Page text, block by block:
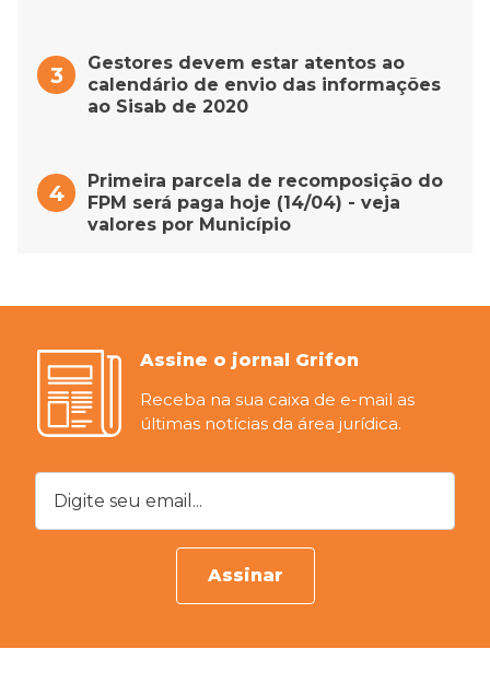
Gestores devem estar atentos ao
calendário de envio das informações
ao Sisab de 2020
Primeira parcela de recomposição do
FPM será paga hoje (14/04) - veja
valores por Município
Assine o jornal Grifon
Receba na sua caixa de e-mail as
últimas notícias da área jurídica.
Digite seu email...
Assinar